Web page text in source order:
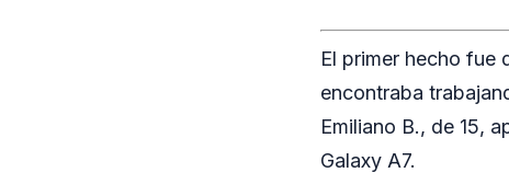
El primer hecho fue
encontraba
Emiliano B., de 15,
Galaxy A7.